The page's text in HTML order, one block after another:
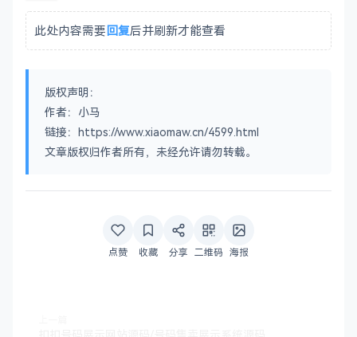
此处内容需要回复后并刷新才能查看
版权声明：
作者：小马
链接：https://www.xiaomaw.cn/4599.html
文章版权归作者所有，未经允许请勿转载。
点赞 收藏 分享 二维码 海报